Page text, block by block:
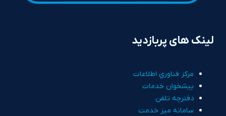
لینک های پربازدید
مرکز فناوري اطلاعات
پيشخوان خدمات
دفترچه تلفن
سامانه ميز خدمت